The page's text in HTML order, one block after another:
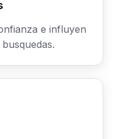
e influyen